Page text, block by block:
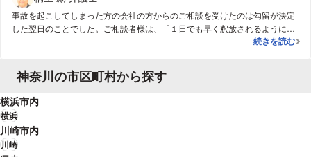
事故を起こしてしまった方の会社の方からのご相談を受けたのは勾留が決定
した翌日のことでした。ご相談者様は、「１日でも早く釈放されるように活
動してもらいたい」と、当職に事件を依頼されました。依頼を受けた当職
き、その方と接見し、事故の状況などについて聴き取りを行いました。ま
た、その場で「弁護人選任届」を書いてもらい、すぐに担当検事宛ての意見
書の作成にとりかかりました。事故の内容や過失の程度などに言及し、説得
的な意見書の作成を心がけました。翌朝、検察庁に赴き、担当検察官と会っ
て、意見書を提出するとともに、即日釈放するように検察官に求めました。
検察官は渋りましたが、何とか説得し、その日のうちに、釈放の手続きを踏
んでもらうことができ、事故を起こしてしまった方は即日釈放され、ご自宅
重大交通事故
続きを読む
神奈川の市区町村から探す
横浜市内
横浜
川崎市内
川崎